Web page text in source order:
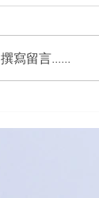
樂園！
撰寫留言......